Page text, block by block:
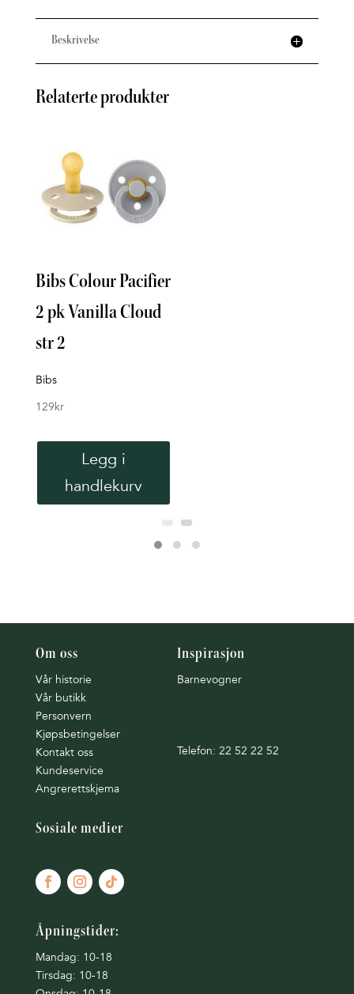
Beskrivelse
Relaterte produkter
Bibs Colour Pacifier
2 pk Vanilla Cloud
str 2
Bibs
129kr
Legg i
handlekurv
Om oss
Vår historie
Vår butikk
Personvern
Kjøpsbetingelser
Kontakt oss
Kundeservice
Angrerettskjema
Inspirasjon
Barnevogner
Telefon: 22 52 22 52
Sosiale medier
Åpningstider:
Mandag: 10-18
Tirsdag: 10-18